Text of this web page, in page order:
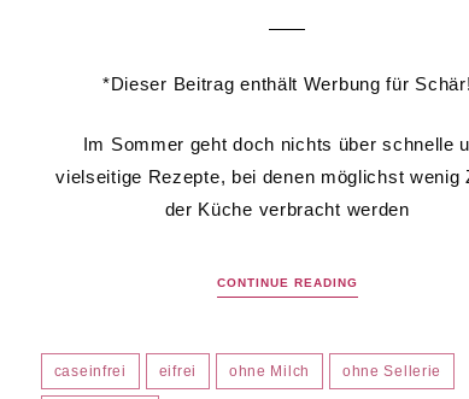
*Dieser Beitrag enthält Werbung für
Im Sommer geht doch nichts über schnelle
vielseitige Rezepte, bei denen möglichst wenig
der Küche verbracht werden
CONTINUE READING
caseinfrei eifrei ohne Milch ohne Sellerie